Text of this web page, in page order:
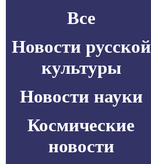
Все
Новости русской
культуры
Новости науки
Космические
новости